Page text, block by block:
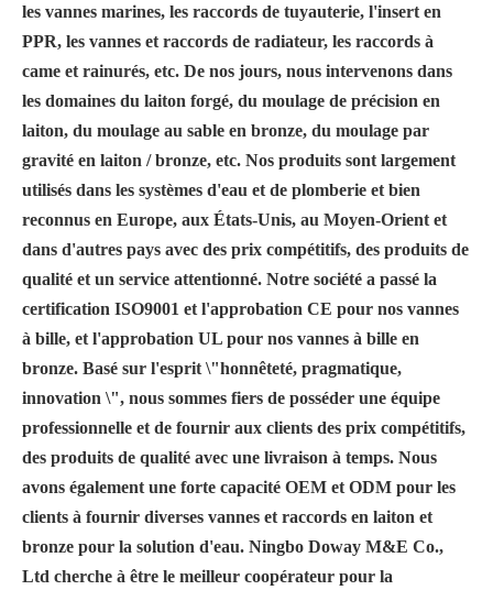
les vannes marines, les raccords de tuyauterie, l'insert en
PPR, les vannes et raccords de radiateur, les raccords à
came et rainurés, etc. De nos jours, nous intervenons dans
les domaines du laiton forgé, du moulage de précision en
laiton, du moulage au sable en bronze, du moulage par
gravité en laiton / bronze, etc. Nos produits sont largement
utilisés dans les systèmes d'eau et de plomberie et bien
reconnus en Europe, aux États-Unis, au Moyen-Orient et
dans d'autres pays avec des prix compétitifs, des produits de
qualité et un service attentionné. Notre société a passé la
certification ISO9001 et l'approbation CE pour nos vannes
à bille, et l'approbation UL pour nos vannes à bille en
bronze. Basé sur l'esprit \"honnêteté, pragmatique,
innovation \", nous sommes fiers de posséder une équipe
professionnelle et de fournir aux clients des prix compétitifs,
des produits de qualité avec une livraison à temps. Nous
avons également une forte capacité OEM et ODM pour les
clients à fournir diverses vannes et raccords en laiton et
bronze pour la solution d'eau. Ningbo Doway M&E Co.,
Ltd cherche à être le meilleur coopérateur pour la